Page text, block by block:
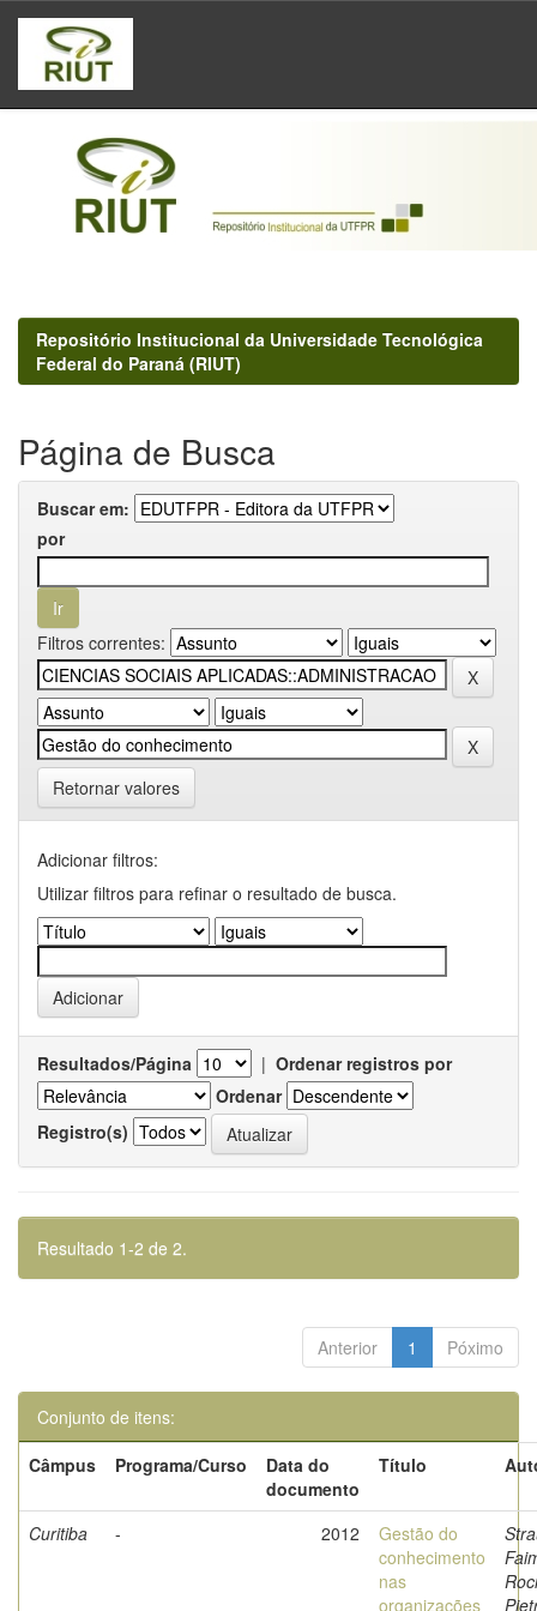
Skip
navigation
Repositório Institucional da Universidade Tecnológica
Federal do Paraná (RIUT)
Página de Busca
Buscar em:
por
Filtros correntes:
Retornar valores
Adicionar filtros:
Utilizar filtros para refinar o resultado de busca.
Resultados/Página | Ordenar registros por
Ordenar
Registro(s)
Resultado 1-2 de 2.
Anterior 1 Póximo
Conjunto de itens:
Câmpus
Programa/Curso
Data do
documento
Título
Curitiba - 2012
Gestão do
conhecimento
nas
organizações